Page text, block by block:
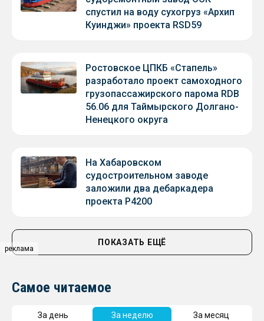
реклама
спустил на воду сухогруз «Архип
Куинджи» проекта RSD59
Ростовское ЦПКБ «Стапель»
разработало проект самоходного
грузопассажирского парома RDB
56.06 для Таймырского Долгано-
Ненецкого округа
На Хабаровском
судостроительном заводе
заложили два дебаркадера
проекта Р4200
ПОКАЗАТЬ ЕЩЁ
Самое читаемое
За день За неделю За месяц